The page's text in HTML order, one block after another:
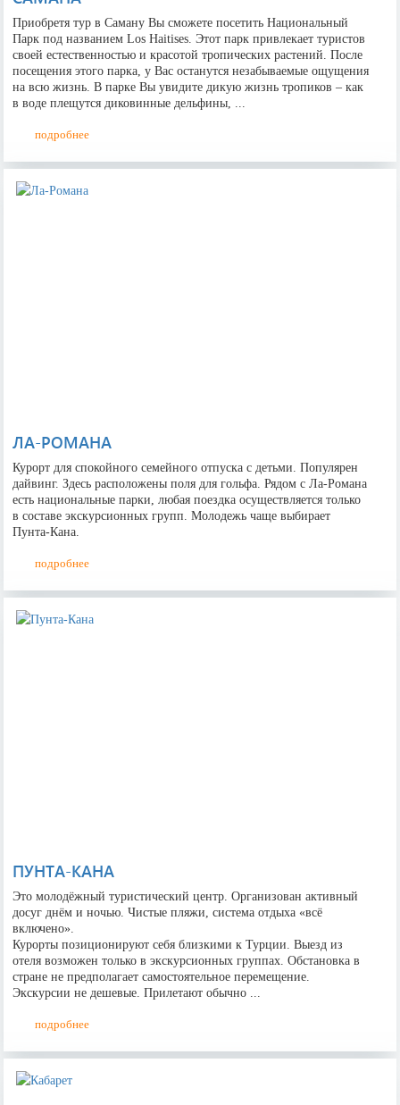
Приобретя тур в Саману Вы сможете посетить Национальный
Парк под названием Los Haitises. Этот парк привлекает туристов
своей естественностью и красотой тропических растений. После
посещения этого парка, у Вас останутся незабываемые ощущения
на всю жизнь. В парке Вы увидите дикую жизнь тропиков – как
в воде плещутся диковинные дельфины, ...
подробнее
ЛА-РОМАНА
Курорт для спокойного семейного отпуска с детьми. Популярен
дайвинг. Здесь расположены поля для гольфа. Рядом с Ла-Романа
есть национальные парки, любая поездка осуществляется только
в составе экскурсионных групп. Молодежь чаще выбирает
Пунта-Кана.
подробнее
ПУНТА-КАНА
Это молодёжный туристический центр. Организован активный
досуг днём и ночью. Чистые пляжи, система отдыха «всё
включено».
Курорты позиционируют себя близкими к Турции. Выезд из
отеля возможен только в экскурсионных группах. Обстановка в
стране не предполагает самостоятельное перемещение.
Экскурсии не дешевые. Прилетают обычно ...
подробнее